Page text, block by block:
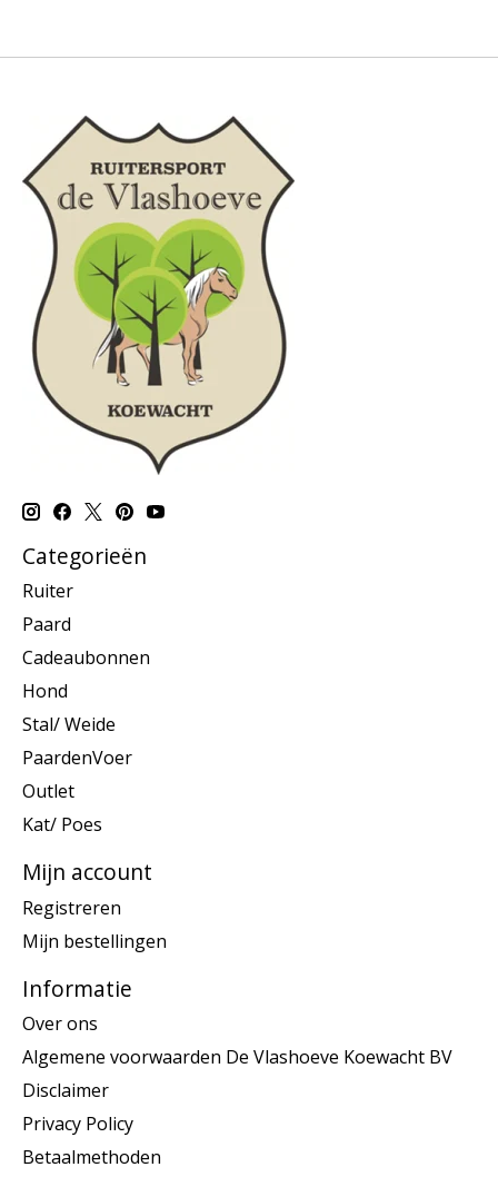
Categorieën
Ruiter
Paard
Cadeaubonnen
Hond
Stal/ Weide
PaardenVoer
Outlet
Kat/ Poes
Mijn account
Registreren
Mijn bestellingen
Informatie
Over ons
Algemene voorwaarden De Vlashoeve Koewacht BV
Disclaimer
Privacy Policy
Betaalmethoden